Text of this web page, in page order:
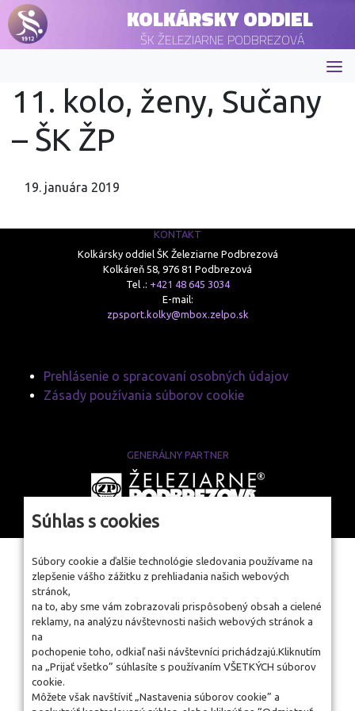
KOLKÁRSKY ODDIEL
ŠK ŽELEZIARNE PODBREZOVÁ
11. kolo, ženy, Sučany
– ŠK ŽP
19. januára 2019
KONTAKT
Kolkársky oddiel ŠK Železiarne Podbrezová
Kolkáreň 58, 976 81 Podbrezová
Tel .: +421 48 645 3034
E-mail:
zpsport.kolky@mbox.zelpo.sk
Prehlásenie o spracovaní osobných údajov
Zásady používania súborov cookie
GENERÁLNY PARTNER
www.zelpo.sk
Súhlas s cookies
Súbory cookie a ďalšie technológie sledovania používame na
zlepšenie vášho zážitku z prehliadania našich webových
stránok,
na to, aby sme vám zobrazovali prispôsobený obsah a cielené
reklamy, na analýzu návštevnosti našich webových stránok a
na
pochopenie toho, odkiaľ naši návštevníci prichádzajú.Kliknutím
na „Prijať všetko” súhlasíte s používaním VŠETKÝCH súborov
cookie.
Môžete však navštíviť „Nastavenia súborov cookie” a